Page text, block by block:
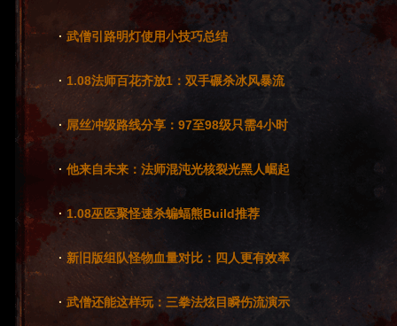
· 武僧引路明灯使用小技巧总结
· 1.08法师百花齐放1：双手碾杀冰风暴流
·屌丝冲级路线分享：97至98级只需4小时
· 他来自未来：法师混沌光核裂光黑人崛起
· 1.08巫医聚怪速杀蝙蝠熊Build推荐
· 新旧版组队怪物血量对比：四人更有效率
·武僧还能这样玩：三拳法炫目瞬伤流演示